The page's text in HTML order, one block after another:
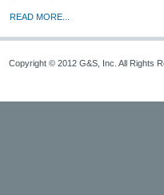
READ MORE...
Copyright © 2012 G&S, Inc. All Rights